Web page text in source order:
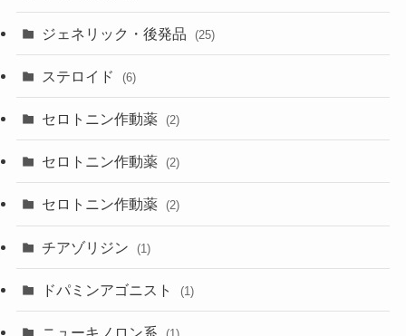
ジェネリック・後発品 (25)
ステロイド (6)
セロトニン作動薬 (2)
セロトニン作動薬 (2)
セロトニン作動薬 (2)
チアゾリジン (1)
ドパミンアゴニスト (1)
ニューキノロン系